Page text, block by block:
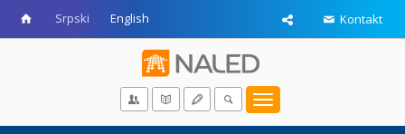
Srpski English Kontakt
Toggle
navigation